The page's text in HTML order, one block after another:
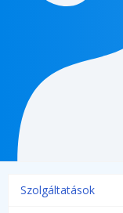
Szolgáltatások